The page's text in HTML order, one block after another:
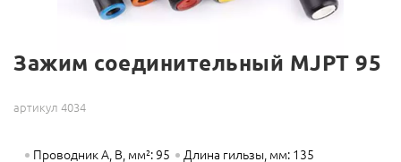
Зажим соединительный MJPT 95
артикул 4034
Проводник А, B, мм²: 95
Длина гильзы, мм: 135